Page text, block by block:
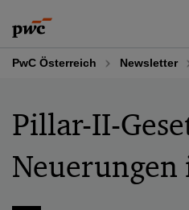
to
content
to
footer
PwC Österreich Newsletter
Pillar-II-
Neuerungen